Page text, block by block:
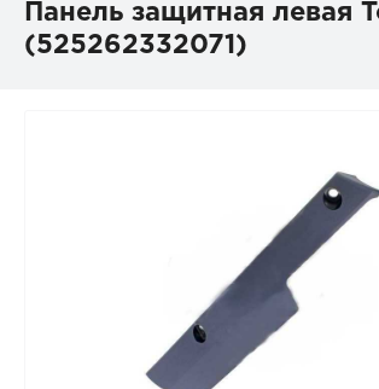
Панель защитная левая
(525262332071)